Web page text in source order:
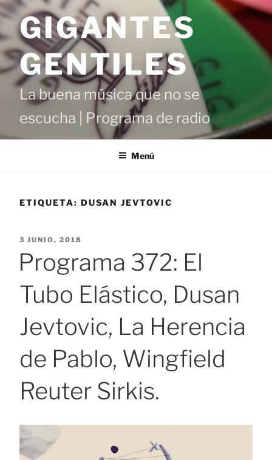
Saltar
contenido
GIGANTES
GENTILES
La buena música que no se
escucha | Programa de radio
Menú
ETIQUETA: DUSAN JEVTOVIC
PUBLICADO
3 JUNIO, 2018
Programa 372: El
Tubo Elástico, Dusan
Jevtovic, La Herencia
de Pablo, Wingfield
Reuter Sirkis.